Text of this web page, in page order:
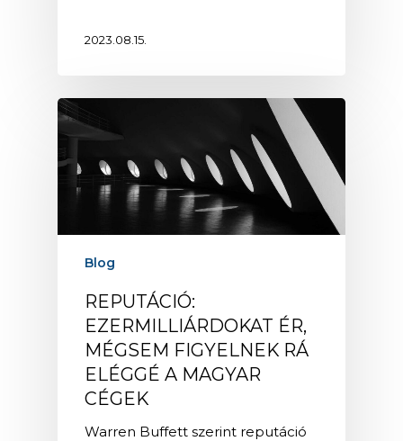
2023.08.15.
Blog
REPUTÁCIÓ:
EZERMILLIÁRDOKAT ÉR,
MÉGSEM FIGYELNEK RÁ
ELÉGGÉ A MAGYAR
CÉGEK
Warren Buffett szerint reputáció